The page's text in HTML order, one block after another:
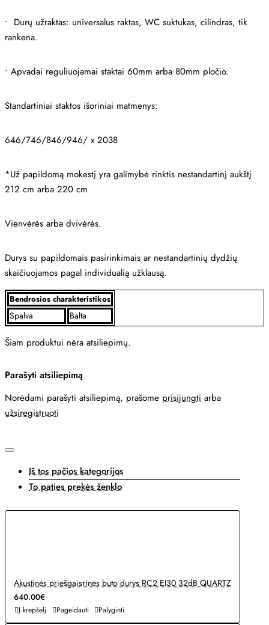
• Durų užraktas: universalus raktas, WC suktukas, cilindras, tik
rankena.
• Apvadai reguliuojamai staktai 60mm arba 80mm pločio.
Standartiniai staktos išoriniai matmenys:
646/746/846/946/ x 2038
*Už papildomą mokestį yra galimybė rinktis nestandartinį aukštį
212 cm arba 220 cm
Vienvėrės arba dvivėrės.
Durys su papildomais pasirinkimais ar nestandartinių dydžių
skaičiuojamos pagal individualią užklausą.
Bendrosios charakteristikos
Spalva Balta
Šiam produktui nėra atsiliepimų.
Parašyti atsiliepimą
Norėdami parašyti atsiliepimą, prašome prisijungti arba
užsiregistruoti
Iš tos pačios kategorijos
To paties prekės ženklo
Akustinės priešgaisrinės buto durys RC2 EI30 32dB QUARTZ
640.00€
Į krepšelį Pageidauti Palyginti